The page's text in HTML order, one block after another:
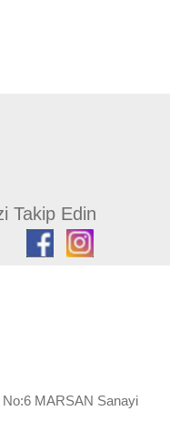
Takip Edin
No:6 MARSAN Sanayi